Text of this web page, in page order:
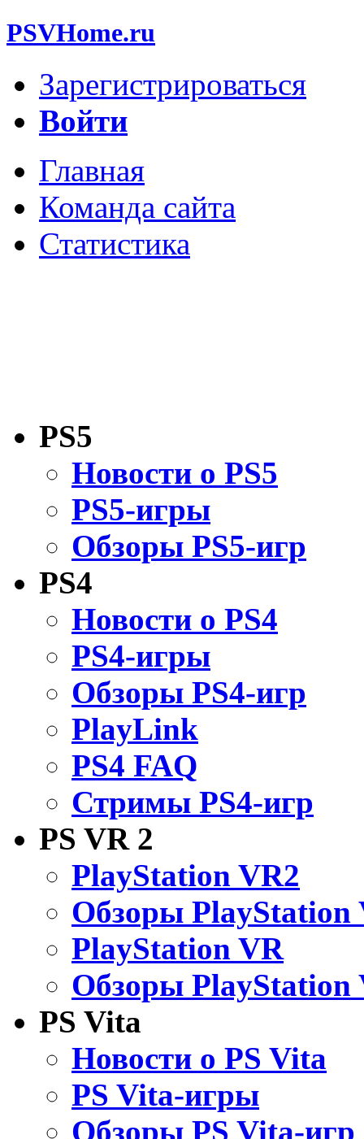
PSVHome.ru
Зарегистрироваться
Войти
Главная
Команда сайта
Статистика
PS5
Новости о PS5
PS5-игры
Обзоры PS5-игр
PS4
Новости о PS4
PS4-игры
Обзоры PS4-игр
PlayLink
PS4 FAQ
Стримы PS4-игр
PS VR 2
PlayStation VR2
Обзоры PlayStation
PlayStation VR
Обзоры PlayStation
PS Vita
Новости о PS Vita
PS Vita-игры
Обзоры PS Vita-игр